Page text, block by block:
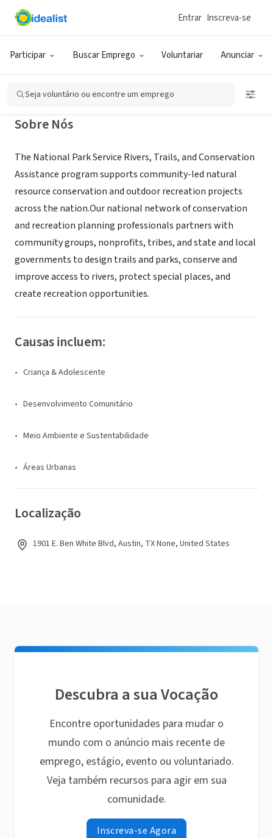
Participar Buscar Emprego Voluntariar Anunciar
Entrar Inscreva-se
Seja voluntário ou encontre um emprego
GOVERNO (SETOR PÚBLICO)
National Park Service RTCA
Sobre Nós
The National Park Service Rivers, Trails, and Conservation
Assistance program supports community-led natural
resource conservation and outdoor recreation projects
across the nation.Our national network of conservation
and recreation planning professionals partners with
community groups, nonprofits, tribes, and state and local
governments to design trails and parks, conserve and
improve access to rivers, protect special places, and
create recreation opportunities.
Causas incluem:
Criança & Adolescente
Desenvolvimento Comunitário
Meio Ambiente e Sustentabilidade
Áreas Urbanas
Localização
1901 E. Ben White Blvd, Austin, TX None, United States
Descubra a sua Vocação
Encontre oportunidades para mudar o
mundo com o anúncio mais recente de
emprego, estágio, evento ou voluntariado.
Veja também recursos para agir em sua
comunidade.
Inscreva-se Agora